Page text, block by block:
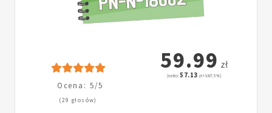
Ocena: 5/5
(29 głosów)
59.99 zł
(netto:57.13 zł + VAT: 5%)